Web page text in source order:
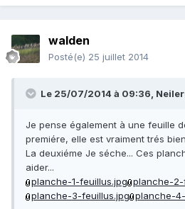
walden
Posté(e) 25 juillet 2014
Le 25/07/2014 à 09:36,
Je pense également à une feuille
premiére, elle est vraiment trés
La deuxiéme Je séche... Ces
aider...
planche-1-feuillus.jpg planche-2-
planche-3-feuillus.jpg planche-